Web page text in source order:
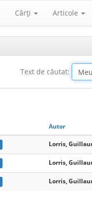
Cărţi Articole
Text de căutat:
Autor
Lorris,
Lorris,
Lorris,